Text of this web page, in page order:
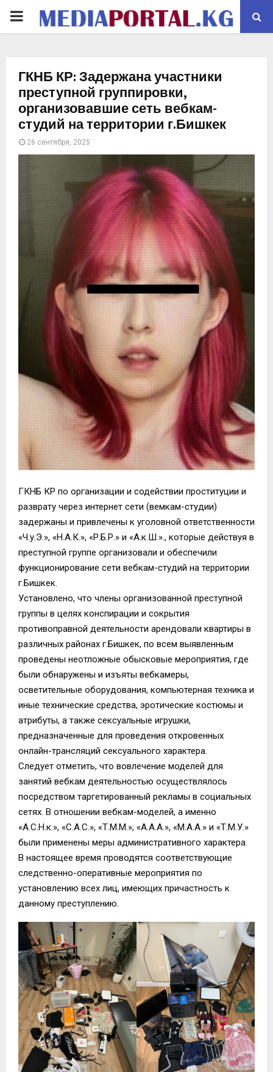
PRIMARY
ГКНБ КР: Задержана участники
преступной группировки,
организовавшие сеть вебкам-
студий на территории г.Бишкек
26 сентября, 2025
ГКНБ КР по организации и содействии проституции и
разврату через интернет сети (вемкам-студии)
задержаны и привлечены к уголовной ответственности
«Ч.у.Э.», «Н.А.К.», «Р.Б.Р.» и «А.к.Ш.»., которые действуя в
преступной группе организовали и обеспечили
функционирование сети вебкам-студий на территории
г.Бишкек.
Установлено, что члены организованной преступной
группы в целях конспирации и сокрытия
противоправной деятельности арендовали квартиры в
различных районах г.Бишкек, по всем выявленным
проведены неотложные обысковые мероприятия, где
были обнаружены и изъяты вебкамеры,
осветительные оборудования, компьютерная техника и
иные технические средства, эротические костюмы и
атрибуты, а также сексуальные игрушки,
предназначенные для проведения откровенных
онлайн-трансляций сексуального характера.
Следует отметить, что вовлечение моделей для
занятий вебкам деятельностью осуществлялось
посредством таргетированный рекламы в социальных
сетях. В отношении вебкам-моделей, а именно
«А.С.Н.к.», «С.А.С.», «Т.М.М.», «А.А.А.», «М.А.А.» и «Т.М.У.»
были применены меры административного характера.
В настоящее время проводятся соответствующие
следственно-оперативные мероприятия по
установлению всех лиц, имеющих причастность к
данному преступлению.